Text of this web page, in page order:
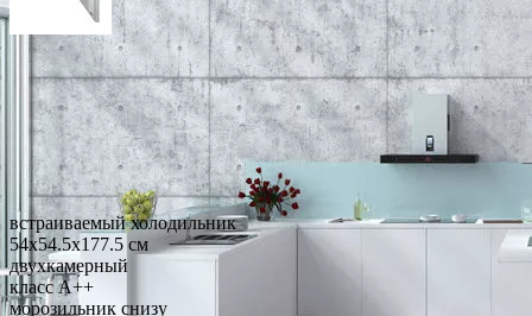
встраиваемый холодильник
54x54.5x177.5 см
двухкамерный
класс A++
морозильник снизу